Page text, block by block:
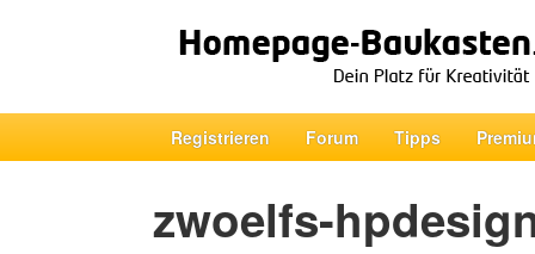
Registrieren Forum Tipps
zwoelfs-